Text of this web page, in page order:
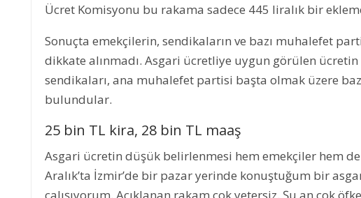
Ücret Komisyonu bu rakama sadece 445 liralık bir
Sonuçta emekçilerin, sendikaların ve bazı muhalefet
dikkate alınmadı. Asgari ücretliye uygun görülen
sendikaları, ana muhalefet partisi başta olmak üzere
bulundular.
25 bin TL kira, 28 bin TL maaş
Asgari ücretin düşük belirlenmesi hem emekçiler hem
Aralık’ta İzmir’de bir pazar yerinde konuştuğum bir